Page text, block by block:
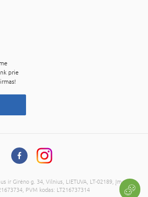
prie
ir Girėno g. 34, Vilnius, LIETUVA, LT-02189, Įmonės
PVM kodas: LT216737314